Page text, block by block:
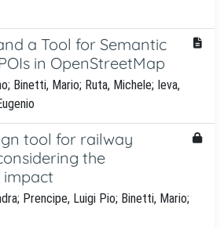
a Tool for Semantic
in OpenStreetMap
Binetti, Mario; Ruta, Michele; Ieva,
tool for railway
the
Prencipe, Luigi Pio; Binetti, Mario;